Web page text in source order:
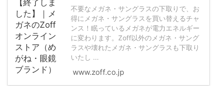
不要なメガネ・サングラスの下取りで、お
得にメガネ・サングラスを買い替えるチャ
ンス！眠っているメガネが電力エネルギー
に変わります。Zoff以外のメガネ・サング
ラスや壊れたメガネ・サングラスも下取り
いたし ...
www.zoff.co.jp